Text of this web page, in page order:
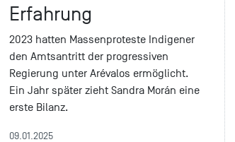
Erfahrung
2023 hatten Massenproteste Indigener
den Amtsantritt der progressiven
Regierung unter Arévalos ermöglicht.
Ein Jahr später zieht Sandra Morán eine
erste Bilanz.
09.01.2025